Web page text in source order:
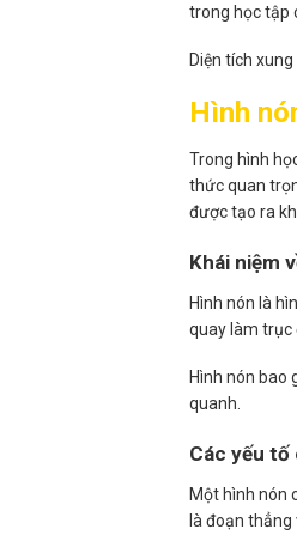
trong học tập
Diện tích
Hình
Trong hình
thức quan
được tạo ra
Khái niệm
Hình nón là
quay làm trục
Hình nón bao
quanh.
Các yếu tố
Một hình nón
là đoạn thẳng